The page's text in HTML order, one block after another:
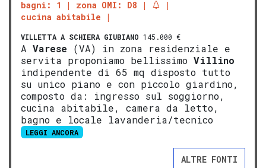
bagni: 1
zona OMI: D8
cucina abitabile
VILLETTA A SCHIERA GIUBIANO 145.000 €
A Varese (VA) in zona residenziale e
servita proponiamo bellissimo Villino
indipendente di 65 mq disposto tutto
su unico piano e con piccolo giardino,
composto da: ingresso sul soggiorno,
cucina abitabile, camera da letto,
bagno e locale lavanderia/tecnico
LEGGI ANCORA
ALTRE FONTI